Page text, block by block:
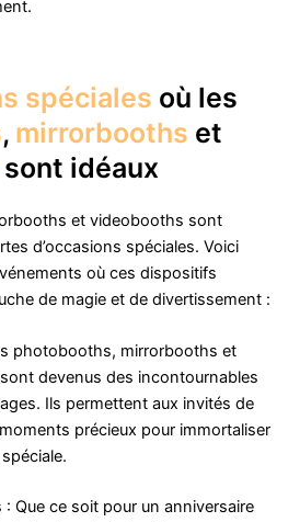
spéciales où les
, mirrorbooths et
sont idéaux
et videobooths sont
d’occasions spéciales. Voici
où ces dispositifs
de magie et de divertissement :
photobooths, mirrorbooths et
devenus des incontournables
Ils permettent aux invités de
précieux pour immortaliser
: Que ce soit pour un anniversaire